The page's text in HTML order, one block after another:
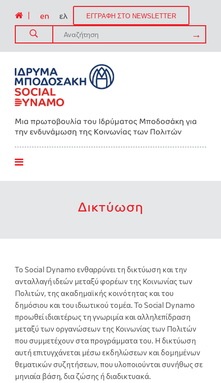
en ελ ΕΓΓΡΑΦΗ ΣΤΟ NEWSLETTER
Μια πρωτοβουλία του Ιδρύματος Μποδοσάκη για
την ενδυνάμωση της Kοινωνίας των Πολιτών
Δικτύωση
Το Social Dynamo ενθαρρύνει τη δικτύωση και την
ανταλλαγή ιδεών μεταξύ φορέων της Κοινωνίας των
Πολιτών, της ακαδημαϊκής κοινότητας και του
δημόσιου και του ιδιωτικού τομέα. Το Social Dynamo
προωθεί ιδιαιτέρως τη γνωριμία και αλληλεπίδραση
μεταξύ των οργανώσεων της Κοινωνίας των Πολιτών
που συμμετέχουν στα προγράμματα του. Η δικτύωση
αυτή επιτυγχάνεται μέσω εκδηλώσεων και δομημένων
θεματικών συζητήσεων, που υλοποιούνται συνήθως σε
μηνιαία βάση, δια ζώσης ή διαδικτυακά.